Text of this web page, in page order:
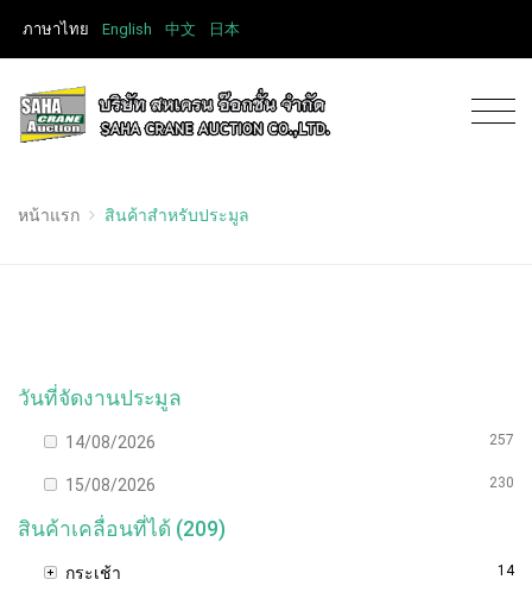
ภาษาไทย English 中文 日本
หน้าแรก สินค้าสำหรับประมูล
วันที่จัดงานประมูล
14/08/2026 257
15/08/2026 230
สินค้าเคลื่อนที่ได้ (209)
กระเช้า 14